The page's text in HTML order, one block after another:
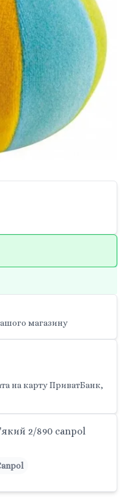
магазину
на карту ПриватБанк,
2/890 canpol